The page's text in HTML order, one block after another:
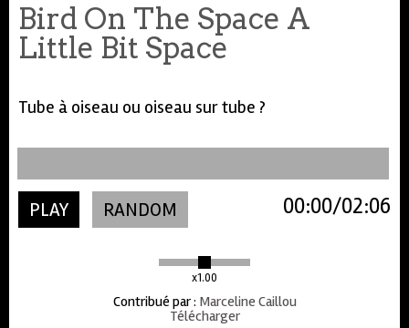
Bird On The Space A
Little Bit Space
Tube à oiseau ou oiseau sur tube ?
PLAY RANDOM
x1.00
02:06
00:00
Contribué par: Marceline Caillou
Télécharger